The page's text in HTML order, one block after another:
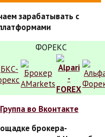
зарабатывать с
ФОРЕКС
брокера-